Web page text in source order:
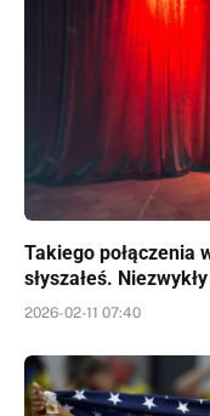
Takiego połączenia
słyszałeś.
2026-02-11 07:40